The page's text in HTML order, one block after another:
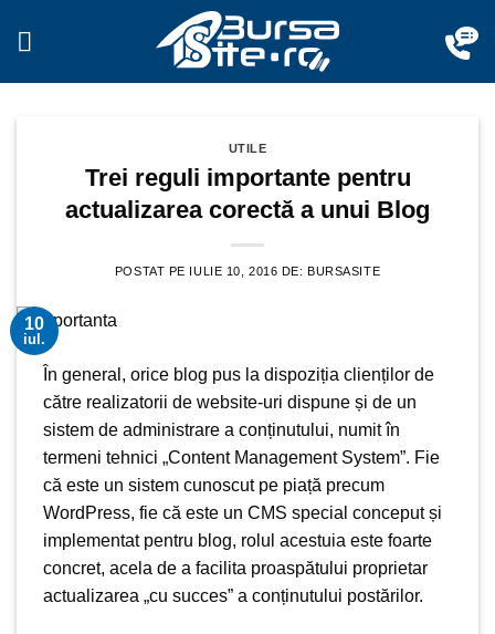
UTILE
Trei reguli importante pentru
actualizarea corectă a unui Blog
POSTAT PE IULIE 10, 2016 DE:BURSASITE
10
iul.
În general, orice blog pus la dispoziția clienților de
către realizatorii de website-uri dispune și de un
sistem de administrare a conținutului, numit în
termeni tehnici „Content Management System”. Fie
că este un sistem cunoscut pe piață precum
WordPress, fie că este un CMS special conceput și
implementat pentru blog, rolul acestuia este foarte
concret, acela de a facilita proaspătului proprietar
actualizarea „cu succes” a conținutului postărilor.